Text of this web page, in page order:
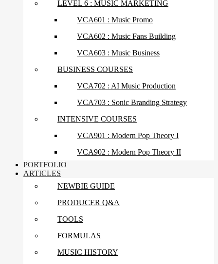
LEVEL 6 : MUSIC MARKETING
VCA601 : Music Promo
VCA602 : Music Fans Building
VCA603 : Music Business
BUSINESS COURSES
VCA702 : AI Music Production
VCA703 : Sonic Branding Strategy
INTENSIVE COURSES
VCA901 : Modern Pop Theory I
VCA902 : Modern Pop Theory II
PORTFOLIO
ARTICLES
NEWBIE GUIDE
PRODUCER Q&A
TOOLS
FORMULAS
MUSIC HISTORY